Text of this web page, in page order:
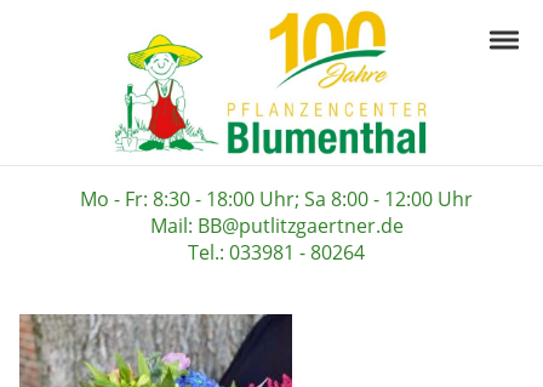
Pflanzencenter
Ihre Gärtnerei in der Prignitz
Mo - Fr: 8:30 - 18:00 Uhr; Sa 8:00 - 12:00 Uhr
Mail: BB@putlitzgaertner.de
Tel.: 033981 - 80264